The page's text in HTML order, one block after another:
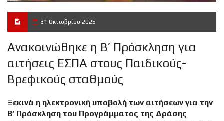
31 Οκτωβρίου 2025
Ανακοινώθηκε η Β’ Πρόσκληση για
αιτήσεις ΕΣΠΑ στους Παιδικούς-
Βρεφικούς σταθμούς
Ξεκινά η ηλεκτρονική υποβολή των αιτήσεων για την
Β’ Πρόσκληση του Προγράμματος της Δράσης